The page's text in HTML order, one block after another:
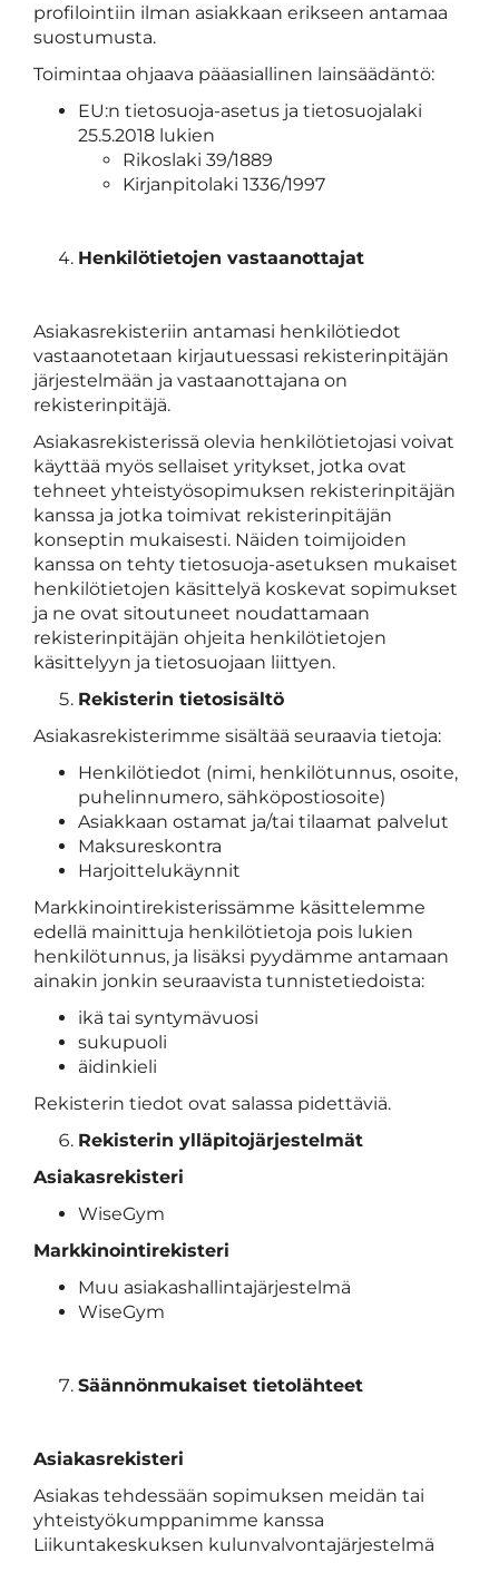
profilointiin ilman asiakkaan erikseen antamaa
suostumusta.
Toimintaa ohjaava pääasiallinen lainsäädäntö:
EU:n tietosuoja-asetus ja tietosuojalaki
25.5.2018 lukien
Rikoslaki 39/1889
Kirjanpitolaki 1336/1997
Henkilötietojen vastaanottajat
Asiakasrekisteriin antamasi henkilötiedot
vastaanotetaan kirjautuessasi rekisterinpitäjän
järjestelmään ja vastaanottajana on
rekisterinpitäjä.
Asiakasrekisterissä olevia henkilötietojasi voivat
käyttää myös sellaiset yritykset, jotka ovat
tehneet yhteistyösopimuksen rekisterinpitäjän
kanssa ja jotka toimivat rekisterinpitäjän
konseptin mukaisesti. Näiden toimijoiden
kanssa on tehty tietosuoja-asetuksen mukaiset
henkilötietojen käsittelyä koskevat sopimukset
ja ne ovat sitoutuneet noudattamaan
rekisterinpitäjän ohjeita henkilötietojen
käsittelyyn ja tietosuojaan liittyen.
Rekisterin tietosisältö
Asiakasrekisterimme sisältää seuraavia tietoja:
Henkilötiedot (nimi, henkilötunnus, osoite,
puhelinnumero, sähköpostiosoite)
Asiakkaan ostamat ja/tai tilaamat palvelut
Maksureskontra
Harjoittelukäynnit
Markkinointirekisterissämme käsittelemme
edellä mainittuja henkilötietoja pois lukien
henkilötunnus, ja lisäksi pyydämme antamaan
ainakin jonkin seuraavista tunnistetiedoista:
ikä tai syntymävuosi
sukupuoli
äidinkieli
Rekisterin tiedot ovat salassa pidettäviä.
Rekisterin ylläpitojärjestelmät
Asiakasrekisteri
WiseGym
Markkinointirekisteri
Muu asiakashallintajärjestelmä
WiseGym
Säännönmukaiset tietolähteet
Asiakasrekisteri
Asiakas tehdessään sopimuksen meidän tai
yhteistyökumppanimme kanssa
Liikuntakeskuksen kulunvalvontajärjestelmä